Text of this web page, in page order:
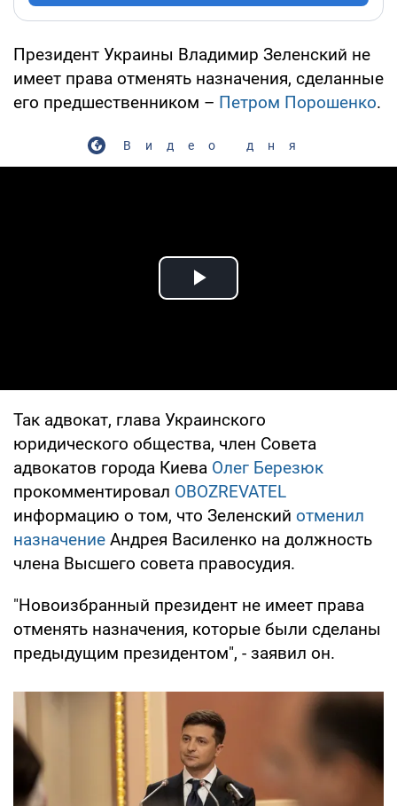
Президент Украины Владимир Зеленский не
имеет права отменять назначения, сделанные
его предшественником – Петром Порошенко.
Видео дня
Play Video
Так адвокат, глава Украинского
юридического общества, член Совета
адвокатов города Киева Олег Березюк
прокомментировал OBOZREVATEL
информацию о том, что Зеленский отменил
назначение Андрея Василенко на должность
члена Высшего совета правосудия.
"Новоизбранный президент не имеет права
отменять назначения, которые были сделаны
предыдущим президентом", - заявил он.